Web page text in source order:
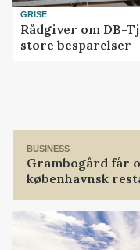
GRISE
Rådgiver om DB-
store besparelser
BUSINESS
Grambogård får
københavnsk